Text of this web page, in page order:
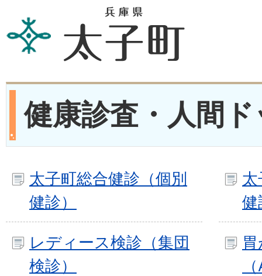
健康診査・人間
太子町総合健診（個別
健診）
健
レディース検診（集団
検診）